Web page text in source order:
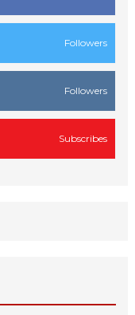
Followers
Followers
Subscribes